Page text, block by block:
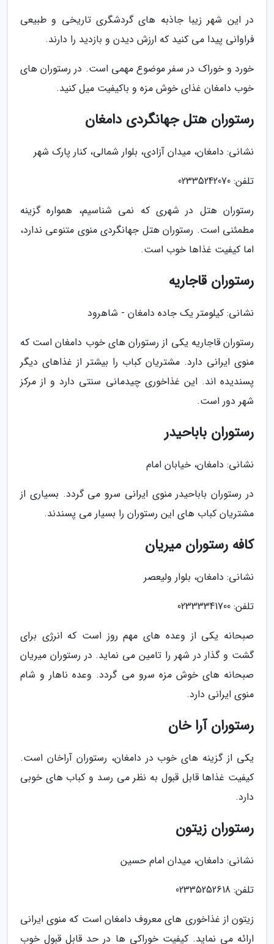
در این شهر زیبا جاذبه های گردشگری تاریخی و طبیعی
فراوانی پیدا می کنید که ارزش دیدن و بازدید را دارند.
خورد و خوراک در سفر موضوع مهمی است. در رستوران های
خوب دامغان غذای خوش مزه و باکیفیت میل کنید.
رستوران هتل جهانگردی دامغان
نشانی: دامغان، میدان آزادی، بلوار شمالی، کنار پارک شهر
تلفن: 02335242070
رستوران هتل در شهری که نمی شناسیم، همواره گزینه
مطمئنی است. رستوران هتل جهانگردی منوی متنوعی ندارد،
اما کیفیت غذاها خوب است.
رستوران قاجاریه
نشانی: کیلومتر یک جاده دامغان - شاهرود
رستوران قاجاریه یکی از رستوران های خوب دامغان است که
منوی ایرانی دارد. مشتریان کباب را بیشتر از غذاهای دیگر
پسندیده اند. این غذاخوری چیدمانی سنتی دارد و از مرکز
شهر دور است.
رستوران باباحیدر
نشانی: دامغان، خیابان امام
در رستوران باباحیدر منوی ایرانی سرو می گردد. بسیاری از
مشتریان کباب های این رستوران را بسیار می پسندند.
کافه رستوران میریان
نشانی: دامغان، بلوار ولیعصر
تلفن: 02333341700
صبحانه یکی از وعده های مهم روز است که انرژی برای
گشت و گذار در شهر را تامین می نماید. در رستوران میریان
صبحانه های خوش مزه سرو می گردد. وعده ناهار و شام
منوی ایرانی دارد.
رستوران آرا خان
یکی از گزینه های خوب در دامغان، رستوران آراخان است.
کیفیت غذاها قابل قبول به نظر می رسد و کباب های خوبی
دارد.
رستوران زیتون
نشانی: دامغان، میدان امام حسین
تلفن: 02335252618
زیتون از غذاخوری های معروف دامغان است که منوی ایرانی
ارائه می نماید. کیفیت خوراکی ها در حد قابل قبول خوب